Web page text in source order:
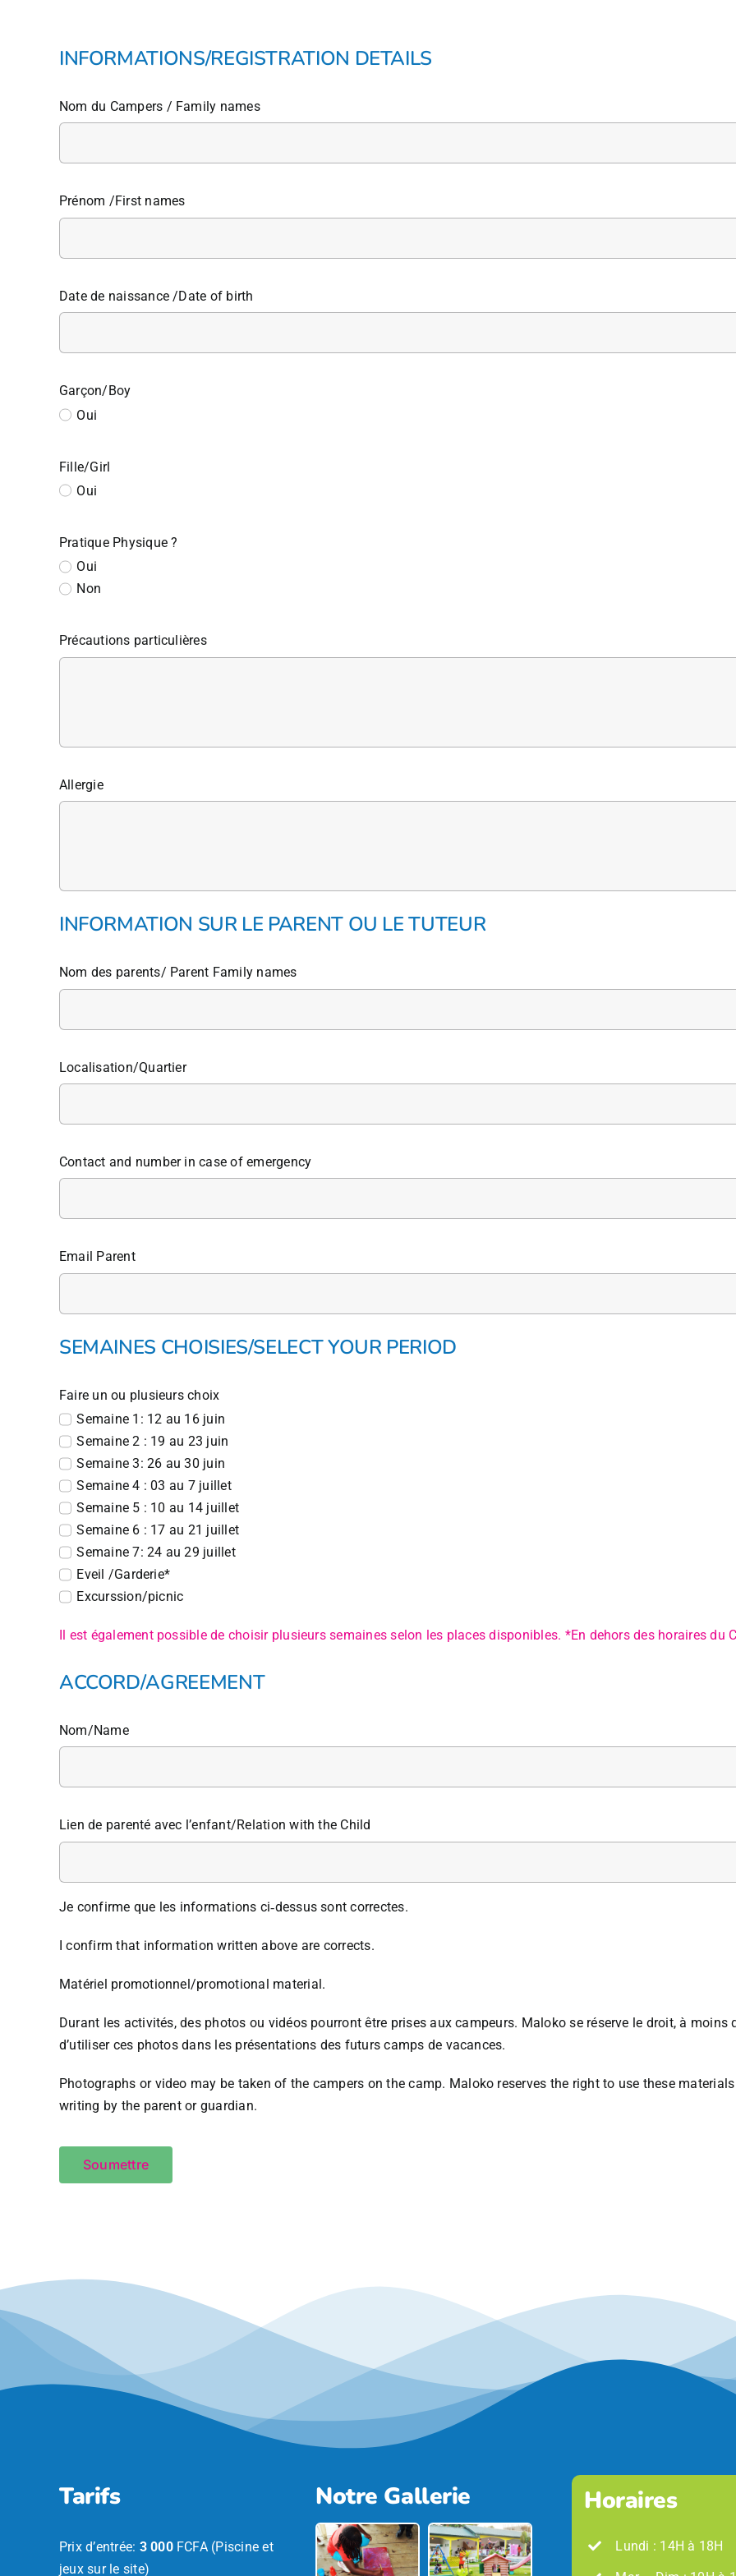
INFORMATIONS/REGISTRATION DETAILS
Nom du Campers / Family names
Prénom /First names
Date de naissance /Date of birth
Garçon/Boy
Oui
Fille/Girl
Oui
Pratique Physique ?
Oui
Non
Précautions particulières
Allergie
INFORMATION SUR LE PARENT OU LE TUTEUR
Nom des parents/ Parent Family names
Localisation/Quartier
Contact and number in case of emergency
Email Parent
SEMAINES CHOISIES/SELECT YOUR PERIOD
Faire un ou plusieurs choix
Semaine 1: 12 au 16 juin
Semaine 2 : 19 au 23 juin
Semaine 3: 26 au 30 juin
Semaine 4 : 03 au 7 juillet
Semaine 5 : 10 au 14 juillet
Semaine 6 : 17 au 21 juillet
Semaine 7: 24 au 29 juillet
Eveil /Garderie*
Excurssion/picnic
Il est également possible de choisir plusieurs semaines selon les places disponibles. *En dehors des horaires du
ACCORD/AGREEMENT
Nom/Name
Lien de parenté avec l’enfant/Relation with the Child
Je confirme que les informations ci‐dessus sont correctes.
I confirm that information written above are corrects.
Matériel promotionnel/promotional material.
Durant les activités, des photos ou vidéos pourront être prises aux campeurs. Maloko se réserve le droit, à
d’utiliser ces photos dans les présentations des futurs camps de vacances.
Photographs or video may be taken of the campers on the camp. Maloko reserves the right to use these
writing by the parent or guardian.
Soumettre
Tarifs
Prix d’entrée: 3 000FCFA (Piscine et
jeux sur le site)
Notre Gallerie Horaires
Lundi : 14H à 18H